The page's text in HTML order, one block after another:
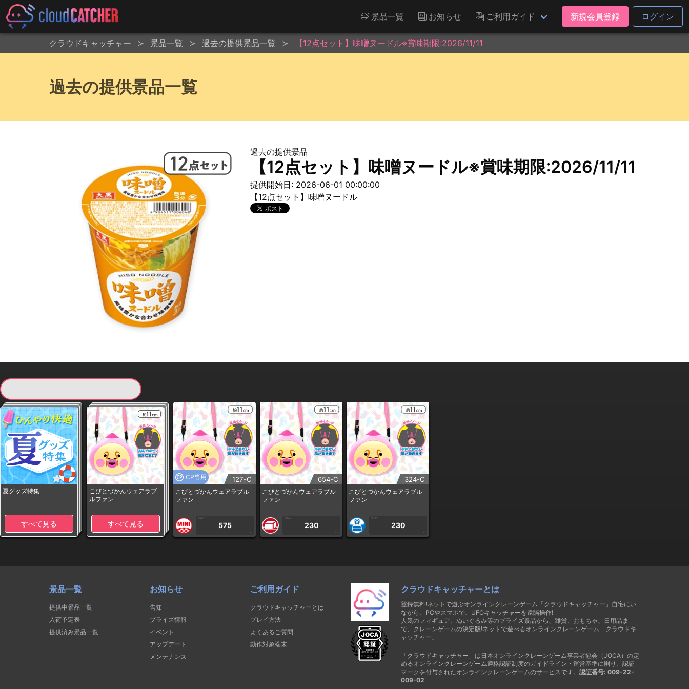
景品一覧 お知らせ ご利用ガイド 新規会員登録 ログイン
クラウドキャッチャー 景品一覧 過去の提供景品一覧 【12点セット】味噌ヌードル※賞味期限:2026/11/11
過去の提供景品一覧
過去の提供景品
【12点セット】味噌ヌードル※賞味期限:2026/11/11
提供開始日: 2026-06-01 00:00:00
【12点セット】味噌ヌードル
夏グッズ特集
すべて見る
こびとづかんウェアラブ
ルファン
すべて見る
CP専用 127-C
こびとづかんウェアラブル
ファン
1PLAY
575
CP
654-C
こびとづかんウェアラブル
ファン
1PLAY
230
CP
324-C
こびとづかんウェアラブル
ファン
1PLAY
230
CP
景品一覧
提供中景品一覧
入荷予定表
提供済み景品一覧
お知らせ
告知
プライズ情報
イベント
アップデート
メンテナンス
ご利用ガイド
クラウドキャッチャーとは
プレイ方法
よくあるご質問
動作対象端末
クラウドキャッチャーとは
登録無料!ネットで遊ぶオンラインクレーンゲーム「クラウドキャッチャー」自宅にい
ながら、PCやスマホで、UFOキャッチャーを遠隔操作!
人気のフィギュア、ぬいぐるみ等のプライズ景品から、雑貨、おもちゃ、日用品ま
で、クレーンゲームの決定版!ネットで遊べるオンラインクレーンゲーム「クラウドキ
ャッチャー」
「クラウドキャッチャー」は日本オンラインクレーンゲーム事業者協会（JOCA）の定
めるオンラインクレーンゲーム適格認証制度のガイドライン・運営基準に則り、認証
マークを付与されたオンラインクレーンゲームのサービスです。 認証番号: 009-22-
009-02